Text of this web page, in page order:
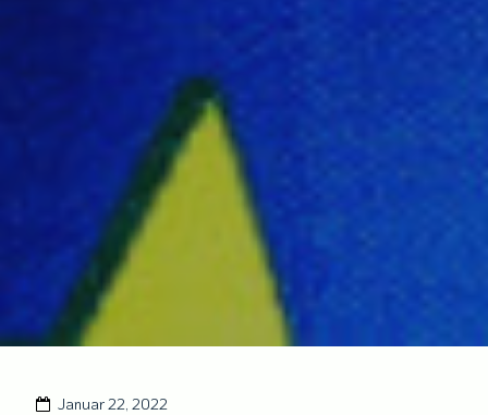
Januar 22, 2022